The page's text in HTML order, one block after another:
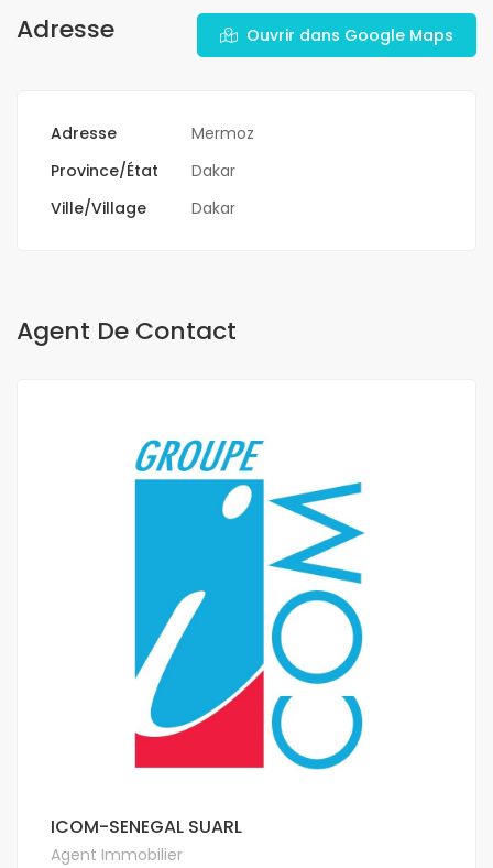
Adresse Ouvrir dans Google Maps
Adresse
Mermoz
Province/État
Dakar
Ville/Village
Dakar
Agent De Contact
ICOM-SENEGAL SUARL
Agent Immobilier